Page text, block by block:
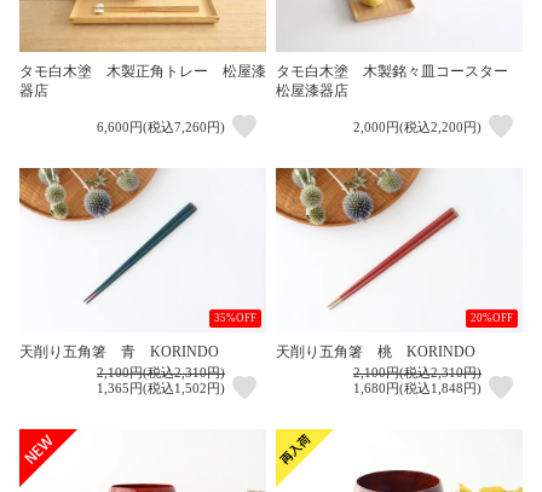
タモ白木塗 木製正角トレー 松屋漆
器店
6,600円(税込7,260円)
タモ白木塗 木製銘々皿コースター
松屋漆器店
2,000円(税込2,200円)
35%OFF
天削り五角箸 青 KORINDO
2,100円(税込2,310円)
1,365円(税込1,502円)
20%OFF
天削り五角箸 桃 KORINDO
2,100円(税込2,310円)
1,680円(税込1,848円)